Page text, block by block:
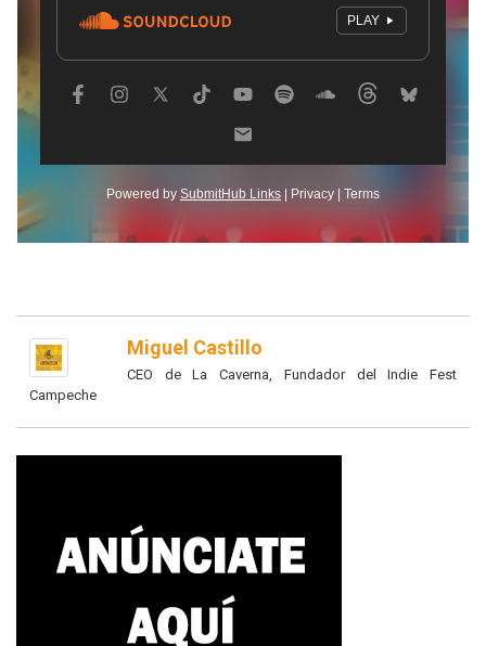
Miguel Castillo
CEO de La Caverna, Fundador del Indie Fest
Campeche